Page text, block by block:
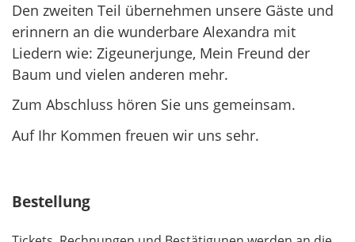
Den zweiten Teil übernehmen unsere Gäste und
erinnern an die wunderbare Alexandra mit
Liedern wie: Zigeunerjunge, Mein Freund der
Baum und vielen anderen mehr.
Zum Abschluss hören Sie uns gemeinsam.
Auf Ihr Kommen freuen wir uns sehr.
Bestellung